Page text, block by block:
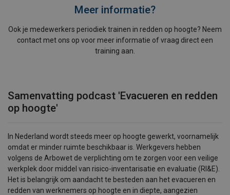
Meer informatie?
Ook je medewerkers periodiek trainen in redden op hoogte? Neem
contact met ons op voor meer informatie of vraag direct een
training aan.
Samenvatting podcast 'Evacueren en redden
op hoogte'
In Nederland wordt steeds meer op hoogte gewerkt, voornamelijk
omdat er minder ruimte beschikbaar is. Werkgevers hebben
volgens de Arbowet de verplichting om te zorgen voor een veilige
werkplek door middel van risico-inventarisatie en evaluatie (RI&E).
Het is belangrijk om aandacht te besteden aan het evacueren en
redden van werknemers op hoogte en in diepte, aangezien